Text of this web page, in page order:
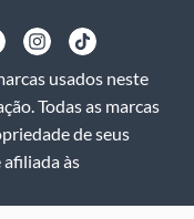
usados neste
Todas as marcas
de seus
afiliada às